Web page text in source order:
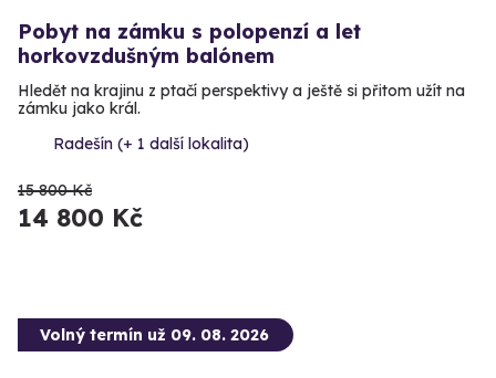
Pobyt na zámku s polopenzí a let
horkovzdušným balónem
Hledět na krajinu z ptačí perspektivy a ještě si přitom užít na
zámku jako král.
Radešín (+ 1 další lokalita)
15 800 Kč
14 800 Kč
Volný termín už 09. 08. 2026